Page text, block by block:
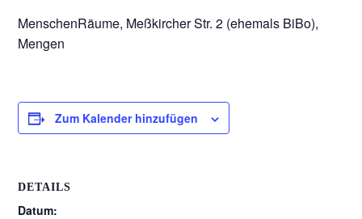
MenschenRäume, Meßkircher Str. 2 (ehemals BiBo),
Mengen
Zum Kalender hinzufügen
DETAILS
Datum: